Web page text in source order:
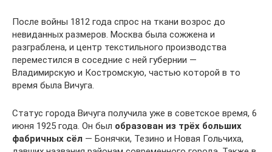
После войны 1812 года спрос на ткани возрос до
невиданных размеров. Москва была сожжена и
разграблена, и центр текстильного производства
переместился в соседние с ней губернии —
Владимирскую и Костромскую, частью которой в то
время была Вичуга.
Статус города Вичуга получила уже в советское время, 6
июня 1925 года. Он был образован из трёх больших
фабричных сёл — Бонячки, Тезино и Новая Гольчиха,